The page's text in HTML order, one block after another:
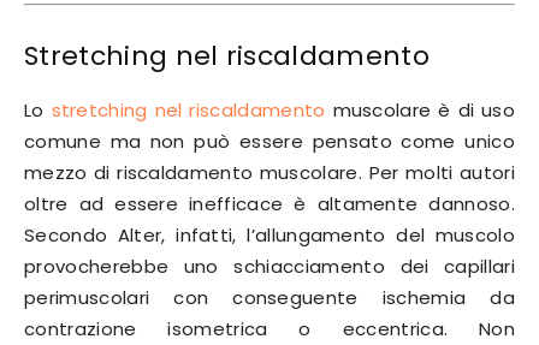
Stretching nel riscaldamento
Lo stretching nel riscaldamento muscolare è di uso
comune ma non può essere pensato come unico
mezzo di riscaldamento muscolare. Per molti autori
oltre ad essere inefficace è altamente dannoso.
Secondo Alter, infatti, l’allungamento del muscolo
provocherebbe uno schiacciamento dei capillari
perimuscolari con conseguente ischemia da
contrazione isometrica o eccentrica. Non